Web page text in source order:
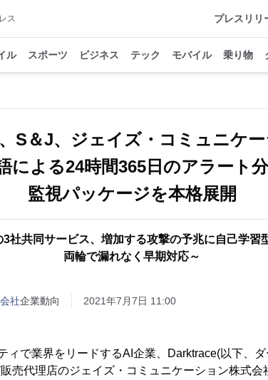
ス プレスリリ
ル スポーツ ビジネス テック モバイル 乗り物
S＆J、ジェイズ・コミュニケ
による24時間365日のアラート分
監視パッケージを本格展開
3社共同サービス、増加する攻撃の予兆に自己学習
両輪で漏れなく早期対応～
社企業動向 2021年7月7日 11:00
で業界をリードするAI企業、Darktrace(以下、
売代理店のジェイズ・コミュニケーション株式会